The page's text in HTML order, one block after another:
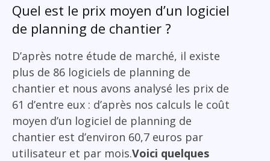
Quel est le prix moyen d’un logiciel
de planning de chantier ?
D’après notre étude de marché, il existe
plus de 86 logiciels de planning de
chantier et nous avons analysé les prix de
61 d’entre eux : d’après nos calculs le coût
moyen d’un logiciel de planning de
chantier est d’environ 60,7 euros par
utilisateur et par mois.Voici quelques